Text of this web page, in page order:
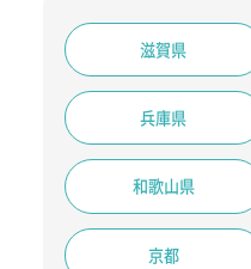
滋賀県
兵庫県
和歌山県
京都